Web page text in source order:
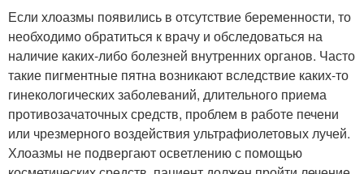
Если хлоазмы появились в отсутствие беременности, то
необходимо обратиться к врачу и обследоваться на
наличие каких-либо болезней внутренних органов. Часто
такие пигментные пятна возникают вследствие каких-то
гинекологических заболеваний, длительного приема
противозачаточных средств, проблем в работе печени
или чрезмерного воздействия ультрафиолетовых лучей.
Хлоазмы не подвергают осветлению с помощью